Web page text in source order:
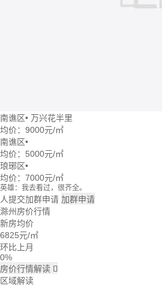
南谯区• 万兴花半里
均价： 9000元/㎡
南谯区•
均价： 5000元/㎡
琅琊区•
均价： 7000元/㎡
英雄：我去看过，很齐全。
牛转乾坤：这个楼盘价格波动大么？
回忆：我建议你们去楼盘看看。
大头：也可以直接咨询置业管家。
吃了么：什么时候大家一起去看看。
蓝天：上周我已经签合同了。
雪花飘飘：好的呢。
人提交加群申请 加群申请
滁州房价行情
新房均价
6825元/㎡
环比上月
0%
房价行情解读 
区域解读